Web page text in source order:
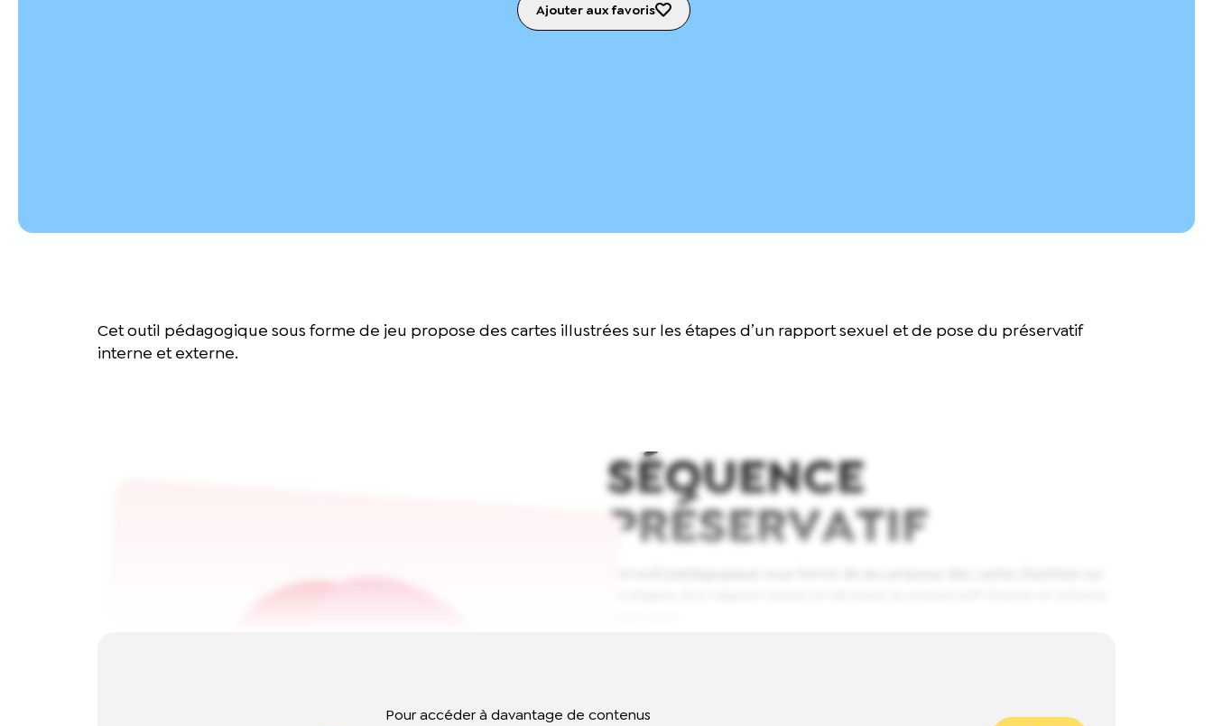
Ajouter aux favoris
Cet outil pédagogique sous forme de jeu propose des cartes illustrées sur les étapes d’un rapport sexuel et de pose du préservatif
interne et externe.
SÉQUENCE
PRÉSERVATIF
Pour accéder à davantage de contenus